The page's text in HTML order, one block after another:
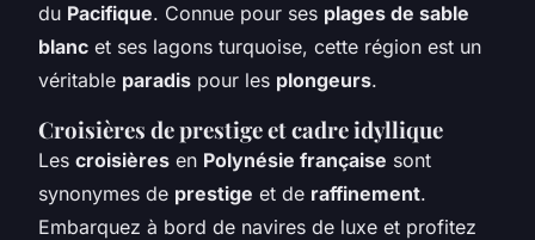
du Pacifique. Connue pour ses plages de sable
blanc et ses lagons turquoise, cette région est un
véritable paradis pour les plongeurs.
Croisières de prestige et cadre idyllique
Les croisières en Polynésie française sont
synonymes de prestige et de raffinement.
Embarquez à bord de navires de luxe et profitez